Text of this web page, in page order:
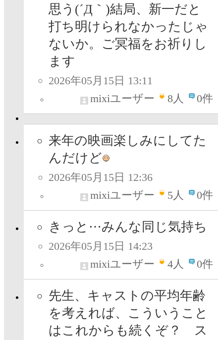
思う(´Д｀)結局、新一だと
打ち明けられなかったじゃ
ないか。ご冥福をお祈りし
ます
2026年05月15日 13:11
mixiユーザー
8人 0件
来年の映画楽しみにしてた
んだけど
2026年05月15日 12:36
mixiユーザー
5人 0件
きっと⋯みんな同じ気持ち
2026年05月15日 14:23
mixiユーザー
4人 0件
先生、キャストの平均年齢
を考えれば、こういうこと
はこれからも続くぞ？ ス